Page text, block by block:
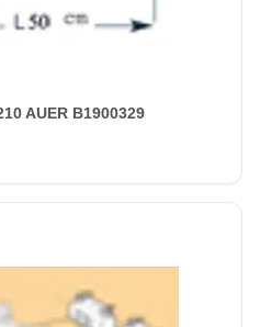
AUER B1900329